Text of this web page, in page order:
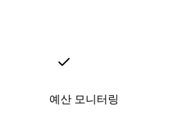
예산 모니터링